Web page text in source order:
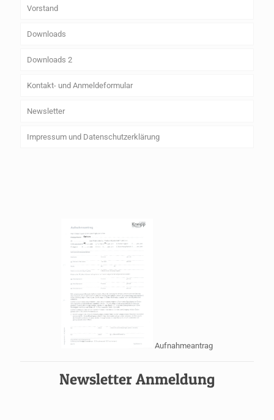
Vorstand
Downloads
Downloads 2
Kontakt- und Anmeldeformular
Newsletter
Impressum und Datenschutzerklärung
Aufnahmeantrag
Newsletter Anmeldung